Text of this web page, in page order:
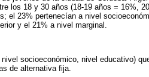
los 18 y 30 años (18-19 años = 16%,
el 23% pertenecían a nivel
y el 21% a nivel marginal.
socioeconómico, nivel educativo)
de alternativa fija.